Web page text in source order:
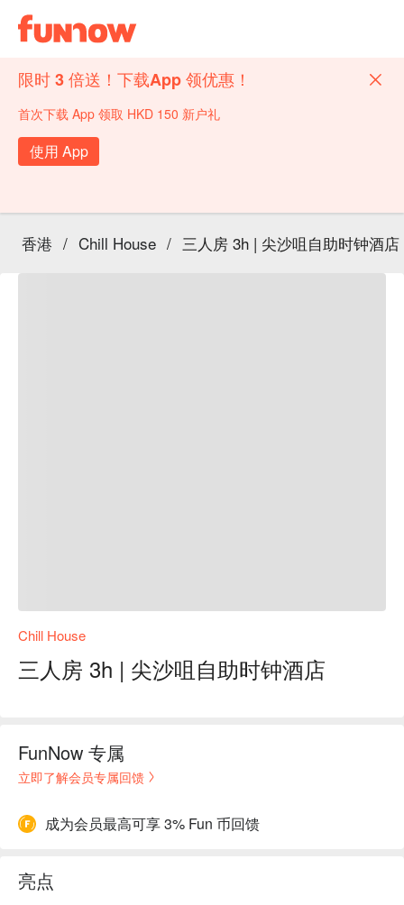
限时 3 倍送！下载App 领优惠！
首次下载 App 领取 HKD 150 新户礼
使用 App
香港 / Chill House / 三人房 3h | 尖沙咀自助时钟酒店
Chill House
三人房 3h | 尖沙咀自助时钟酒店
FunNow 专属
立即了解会员专属回馈
成为会员最高可享 3% Fun 币回馈
亮点